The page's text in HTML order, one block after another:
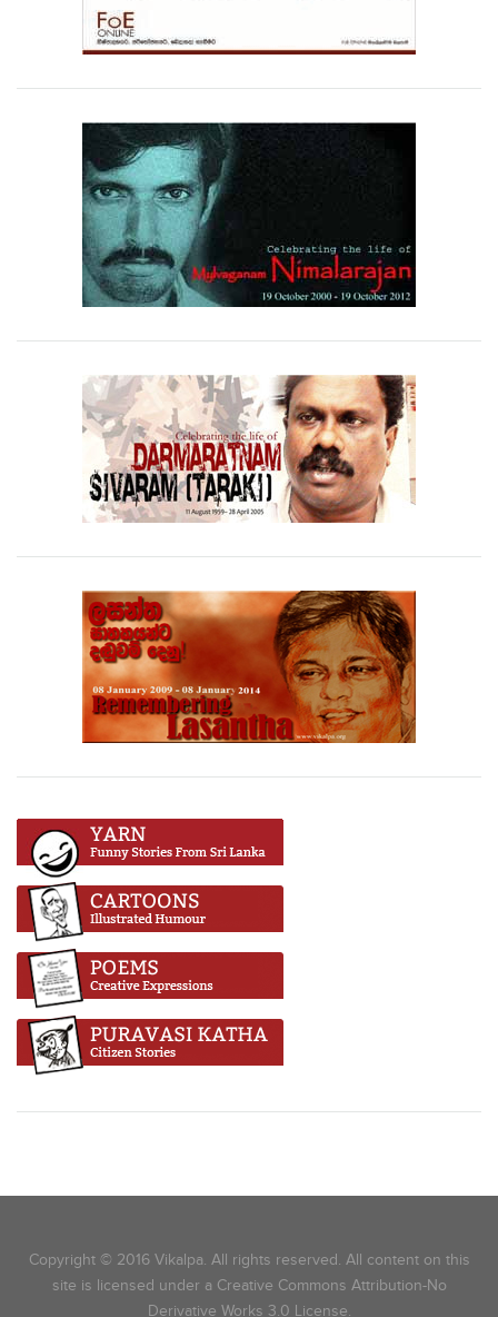
Copyright © 2016 Vikalpa. All rights reserved. All content on this
site is licensed under a Creative Commons Attribution-No
Derivative Works 3.0 License.